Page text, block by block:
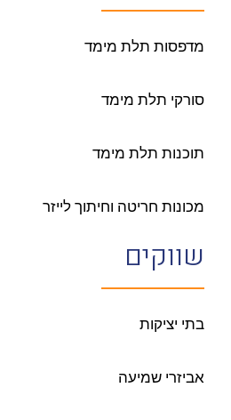
מדפסות תלת מימד
סורקי תלת מימד
תוכנות תלת מימד
מכונות חריטה וחיתוך לייזר
שווקים
בתי יציקות
אביזרי שמיעה